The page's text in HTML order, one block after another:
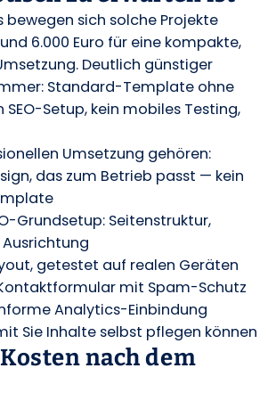
bewegen sich solche Projekte
6.000 Euro für eine kompakte,
Deutlich günstiger
Standard-Template ohne
SEO-Setup, kein mobiles Testing,
Umsetzung gehören:
das zum Betrieb passt — kein
Grundsetup: Seitenstruktur,
getestet auf realen Geräten
mit Spam-Schutz
Analytics-Einbindung
Sie Inhalte selbst pflegen können
nach dem